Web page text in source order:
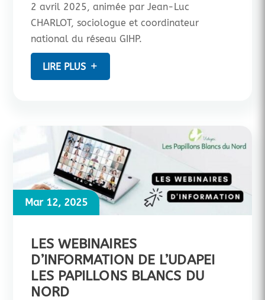
2 avril 2025, animée par Jean-Luc
CHARLOT, sociologue et coordinateur
national du réseau GIHP.
LIRE PLUS
Mar 12, 2025
LES WEBINAIRES
D’INFORMATION DE L’UDAPEI
LES PAPILLONS BLANCS DU
NORD